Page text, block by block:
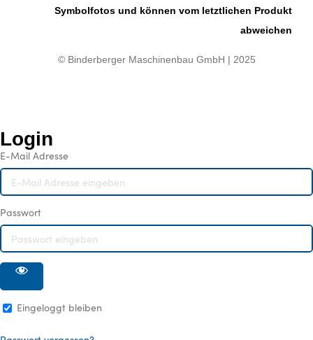
Symbolfotos und können vom letztlichen Produkt
abweichen
© Binderberger Maschinenbau GmbH | 2025
Login
E-Mail Adresse
Passwort
Eingeloggt bleiben